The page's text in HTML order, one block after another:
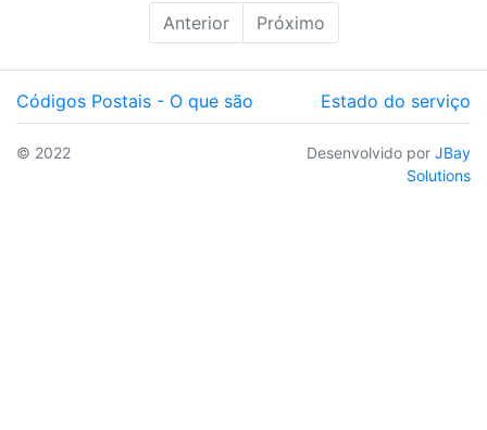
Anterior Próximo
Códigos Postais - O que são Estado do serviço
© 2022 Desenvolvido por JBay
Solutions